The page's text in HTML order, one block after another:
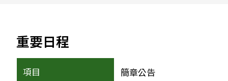
重要日程
簡章公告